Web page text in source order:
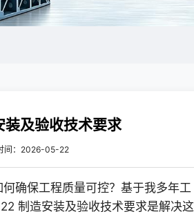
及验收技术要求
间：2026-05-22
确保工程质量可控？基于我多年工
制造安装及验收技术要求是解决这